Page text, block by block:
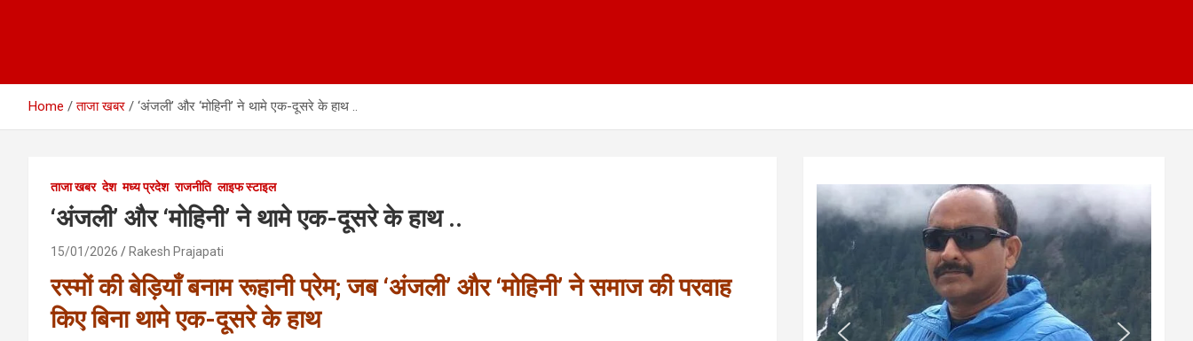
Home ताजा खबर ‘अंजली’ और ‘मोहिनी’ ने थामे एक-दूसरे के हाथ ..
ताजा खबर देश मध्य प्रदेश राजनीति लाइफ स्टाइल
‘अंजली’ और ‘मोहिनी’ ने थामे एक-दूसरे के हाथ ..
15/01/2026 Rakesh Prajapati
रस्मों की बेड़ियाँ बनाम रूहानी प्रेम; जब ‘अंजली’ और ‘मोहिनी’ ने समाज की परवाह
किए बिना थामे एक-दूसरे के हाथ